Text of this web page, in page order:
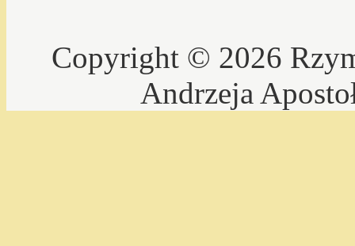
Copyright © 2026
Andrzeja